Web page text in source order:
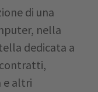
di una
nella
dedicata a
e altri